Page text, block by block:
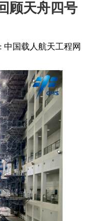
顾天舟四号
中国载人航天工程网